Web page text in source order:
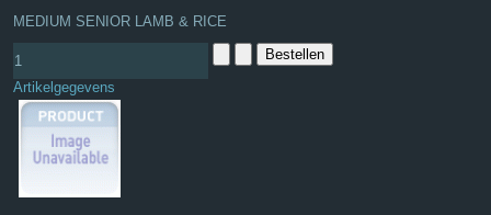
MEDIUM SENIOR LAMB & RICE
Artikelgegevens